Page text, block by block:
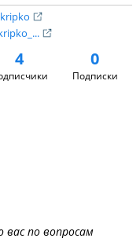
4 0
Подписки
вас по вопросам